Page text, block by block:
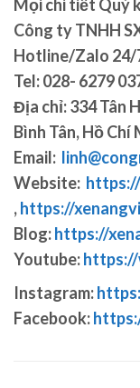
Mọi chi tiết Quý
Công ty TNHH
Hotline/Zalo 24/
Tel: 028- 6279
Địa chỉ: 334 Tân
Bình Tân, Hồ Chí
Email:
Website:
,https://
Blog:https://
Youtube:https://
Instagram:
Facebook: